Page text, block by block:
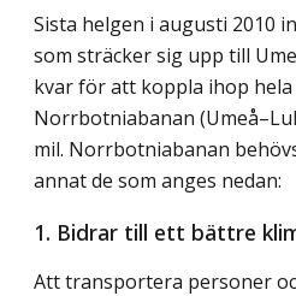
Sista helgen i augusti 2010
som sträcker sig upp till
kvar för att koppla ihop
Norrbotniabanan
mil. Norrbotniabanan
annat de som anges nedan:
1. Bidrar till ett bättre
Att transportera personer